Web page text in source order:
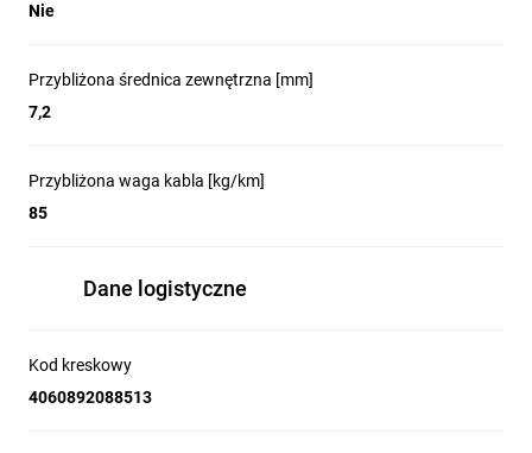
Nie
Przybliżona średnica zewnętrzna [mm]
7,2
Przybliżona waga kabla [kg/km]
85
Dane logistyczne
Kod kreskowy
4060892088513